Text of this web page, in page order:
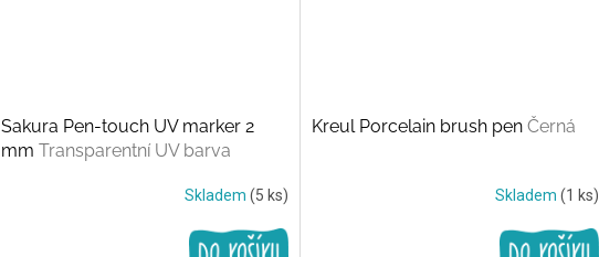
Sakura Pen-touch UV marker 2
mm Transparentní UV barva
Skladem (5 ks)
Kreul Porcelain brush pen Černá
Skladem (1 ks)